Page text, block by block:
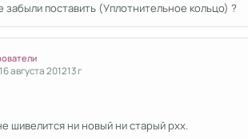
забыли поставить (Уплотнительное кольцо) ?
16 августа 201213 г
шивелится ни новый ни старый рхх.